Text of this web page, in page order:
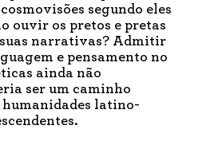
segundo eles
ouvir os pretos e pretas
suas narrativas? Admitir
e pensamento no
ainda não
ser um caminho
humanidades latino-